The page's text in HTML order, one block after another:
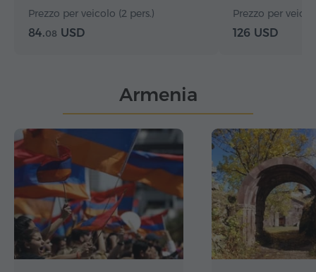
Prezzo per veicolo (2 pers.)
84.08 USD
Prezzo per
126 USD
Armenia